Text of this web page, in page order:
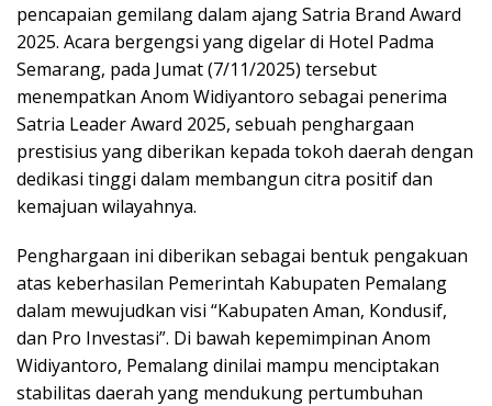
pencapaian gemilang dalam ajang Satria Brand Award
2025. Acara bergengsi yang digelar di Hotel Padma
Semarang, pada Jumat (7/11/2025) tersebut
menempatkan Anom Widiyantoro sebagai penerima
Satria Leader Award 2025, sebuah penghargaan
prestisius yang diberikan kepada tokoh daerah dengan
dedikasi tinggi dalam membangun citra positif dan
kemajuan wilayahnya.
Penghargaan ini diberikan sebagai bentuk pengakuan
atas keberhasilan Pemerintah Kabupaten Pemalang
dalam mewujudkan visi “Kabupaten Aman, Kondusif,
dan Pro Investasi”. Di bawah kepemimpinan Anom
Widiyantoro, Pemalang dinilai mampu menciptakan
stabilitas daerah yang mendukung pertumbuhan